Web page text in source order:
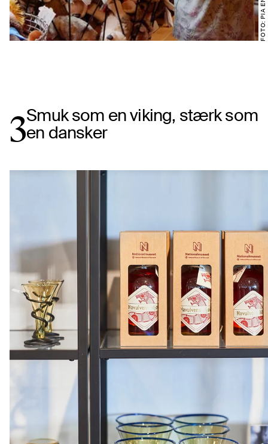
Smuk som en viking, stærk som
en dansker
3